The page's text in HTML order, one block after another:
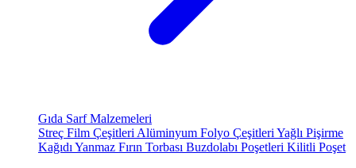
Gıda Sarf Malzemeleri
Streç Film Çeşitleri Alüminyum Folyo Çeşitleri Yağlı Pişirme
Kağıdı Yanmaz Fırın Torbası Buzdolabı Poşetleri Kilitli Poşet